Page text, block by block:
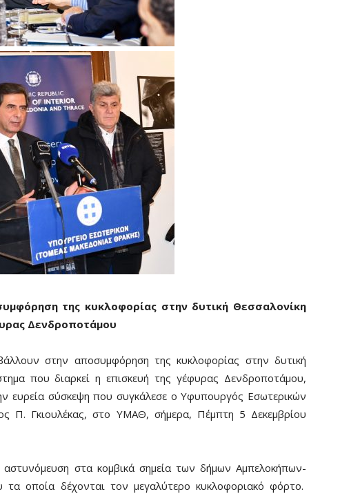
της κυκλοφορίας στην δυτική Θεσσαλονίκη
Δενδροποτάμου
στην αποσυμφόρηση της κυκλοφορίας στην δυτική
που διαρκεί η επισκευή της γέφυρας Δενδροποτάμου,
ευρεία σύσκεψη που συγκάλεσε ο Υφυπουργός Εσωτερικών
Π. Γκιουλέκας, στο ΥΜΑΘ, σήμερα, Πέμπτη 5 Δεκεμβρίου
στα κομβικά σημεία των δήμων Αμπελοκήπων-
τα οποία δέχονται τον μεγαλύτερο κυκλοφοριακό φόρτο.